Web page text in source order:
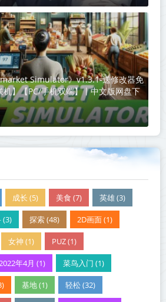
Simulator》v1.3.1-送修改器免
】【PC/手机双端】丨中文版网盘下
成长 (5) 美食 (7) 英雄 (3)
(3) 探索 (48) 2D画面 (1)
女神 (1) PUZ (1)
年4月 (1) 菜鸟入门 (1)
基地 (1) 轻松 (32)